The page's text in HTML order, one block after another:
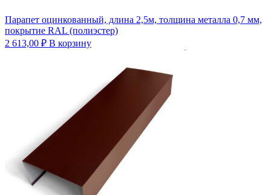
Парапет оцинкованный, длина 2,5м, толщина металла 0,7 мм,
покрытие RAL (полиэстер)
2 613,00 ₽ В корзину